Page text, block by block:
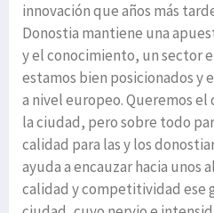
innovación que años más
Donostia mantiene una
y el conocimiento, un sector
estamos bien posicionados y
a nivel europeo. Queremos
la ciudad, pero sobre todo
calidad para las y los
ayuda a encauzar hacia unos
calidad y competitividad ese